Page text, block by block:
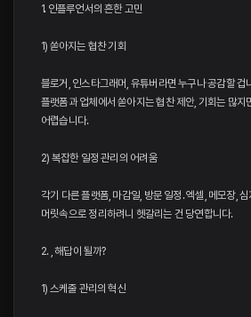
1. 인플루언서의 흔한 고민
1) 쏟아지는 협찬 기회
블로거, 인스타그래머, 유튜버라면 누구나 공감할 겁
플랫폼과 업체에서 쏟아지는 협찬 제안, 기회는 많지
어렵습니다.
2) 복잡한 일정 관리의 어려움
각기 다른 플랫폼, 마감일, 방문 일정. 엑셀, 메모장, 심
머릿속으로 정리하려니 헷갈리는 건 당연합니다.
2. , 해답이 될까?
1) 스케줄 관리의 혁신